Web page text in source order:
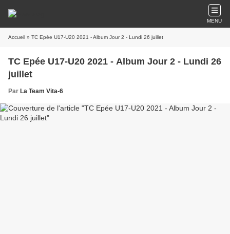
MENU
Accueil » TC Epée U17-U20 2021 - Album Jour 2 - Lundi 26 juillet
TC Epée U17-U20 2021 - Album Jour 2 - Lundi 26
juillet
Par La Team Vita-6